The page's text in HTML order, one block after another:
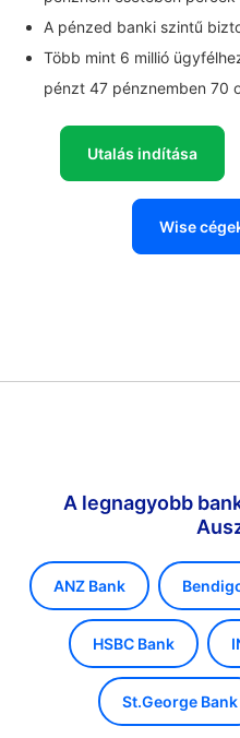
A pénzed banki szintű
Több mint 6 millió
pénzt 47 pénznemben 70
Utalás indítása
Wise
A legnagyobb
ANZ Bank
HSBC Bank
St.George Bank